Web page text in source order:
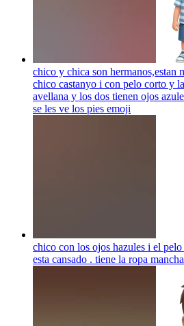
chico y chica son hermanos,estan
chico castanyo i con pelo corto y
avellana y los dos tienen ojos
se les ve los pies emoji
chico con los ojos hazules i el
esta cansado . tiene la ropa